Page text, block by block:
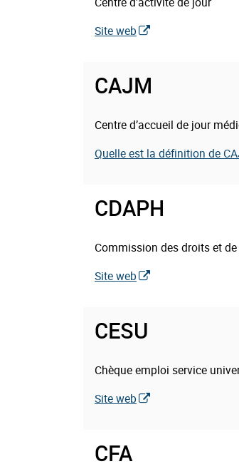
:
Site web
CAJM
:Centre d’accueil de jour
Quelle est la définition de
CDAPH
:Commission des droits et
Site web
CESU
:Chèque emploi service
Site web
CFA